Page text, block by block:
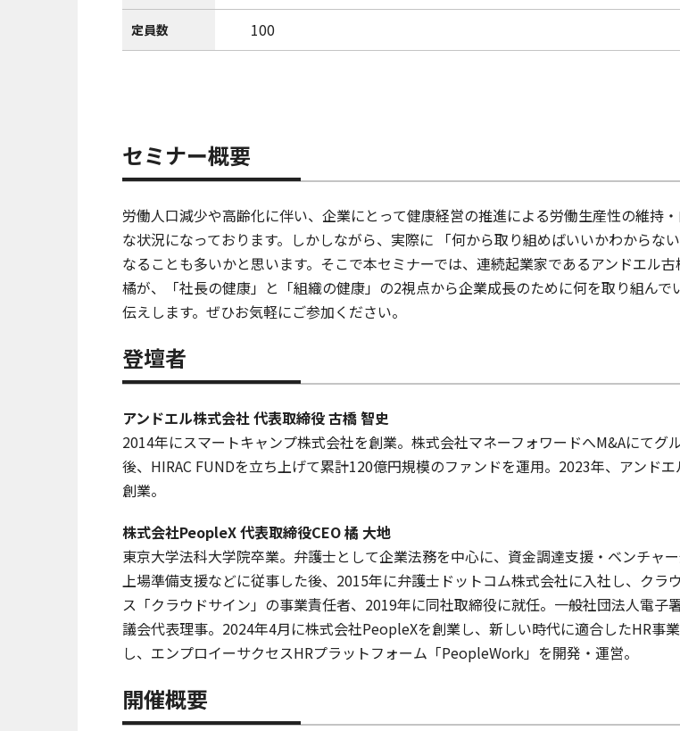
定員数 100
セミナー概要
労働人口減少や高齢化に伴い、企業にとって健康経営の推進による労働生産性の維持
な状況になっております。しかしながら、実際に 「何から取り組めばいいかわからな
なることも多いかと思います。そこで本セミナーでは、連続起業家であるアンドエル
橘が、「社長の健康」と「組織の健康」の2視点から企業成長のために何を取り組んで
伝えします。ぜひお気軽にご参加ください。
登壇者
アンドエル株式会社 代表取締役 古橋 智史
2014年にスマートキャンプ株式会社を創業。株式会社マネーフォワードへM&Aにてグ
後、HIRAC FUNDを立ち上げて累計120億円規模のファンドを運用。2023年、アンド
創業。
株式会社PeopleX 代表取締役CEO 橘 大地
東京大学法科大学院卒業。弁護士として企業法務を中心に、資金調達支援・ベンチャ
上場準備支援などに従事した後、2015年に弁護士ドットコム株式会社に入社し、クラ
ス「クラウドサイン」の事業責任者、2019年に同社取締役に就任。一般社団法人電子
議会代表理事。2024年4月に株式会社PeopleXを創業し、新しい時代に適合したHR事
し、エンプロイーサクセスHRプラットフォーム「PeopleWork」を開発・運営。
開催概要